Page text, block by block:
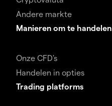
Andere markte
Manieren om te handelen
Onze CFD's
Handelen in opties
Trading platforms